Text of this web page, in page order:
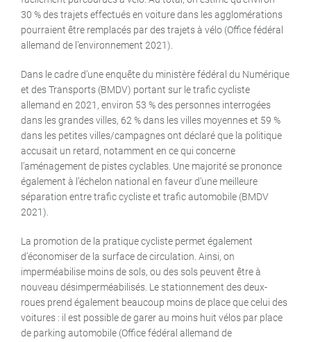
30 % des trajets effectués en voiture dans les agglomérations
pourraient être remplacés par des trajets à vélo (Office fédéral
allemand de l’environnement 2021).
Dans le cadre d’une enquête du ministère fédéral du Numérique
et des Transports (BMDV) portant sur le trafic cycliste
allemand en 2021, environ 53 % des personnes interrogées
dans les grandes villes, 62 % dans les villes moyennes et 59 %
dans les petites villes/campagnes ont déclaré que la politique
accusait un retard, notamment en ce qui concerne
l’aménagement de pistes cyclables. Une majorité se prononce
également à l’échelon national en faveur d’une meilleure
séparation entre trafic cycliste et trafic automobile (BMDV
2021).
La promotion de la pratique cycliste permet également
d’économiser de la surface de circulation. Ainsi, on
imperméabilise moins de sols, ou des sols peuvent être à
nouveau désimperméabilisés. Le stationnement des deux-
roues prend également beaucoup moins de place que celui des
voitures : il est possible de garer au moins huit vélos par place
de parking automobile (Office fédéral allemand de